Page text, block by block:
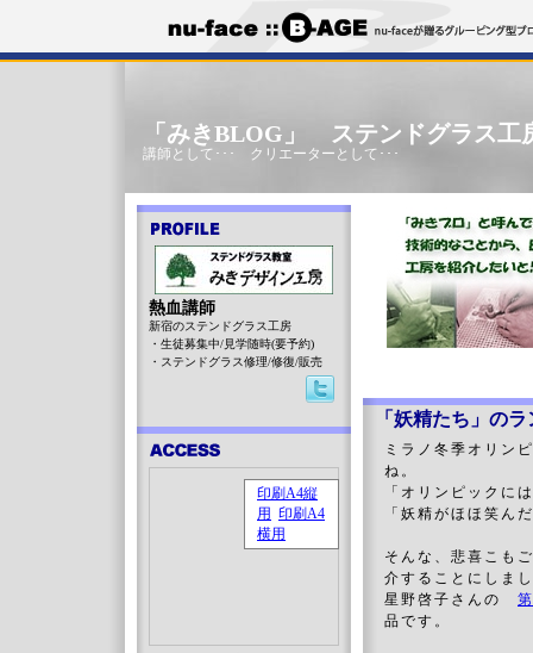
「みきBLOG」 ステンドグラス工
講師として･･･ クリエーターとして･･･
「妖精たち」のラ
ミラノ冬季オリン
ね。
「オリンピックに
「妖精がほほ笑ん
そんな、悲喜こも
介することにしま
星野啓子さん の
品です 。
熱血講師
新宿のステンドグラス工房
・生徒募集中/見学随時(要予約)
・ステンドグラス修理/修復/販売